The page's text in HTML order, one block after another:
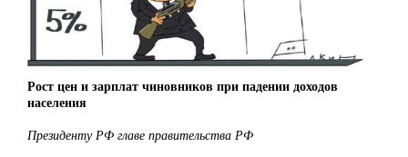
Рост цен и зарплат чиновников при падении доходов
населения
Президенту РФ главе правительства РФ